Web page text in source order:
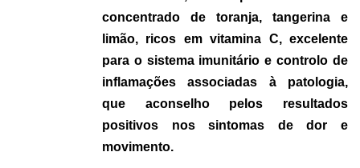
concentrado de toranja, tangerina e
limão, ricos em vitamina C, excelente
para o sistema imunitário e controlo de
inflamações associadas à patologia,
que aconselho pelos resultados
positivos nos sintomas de dor e
movimento.